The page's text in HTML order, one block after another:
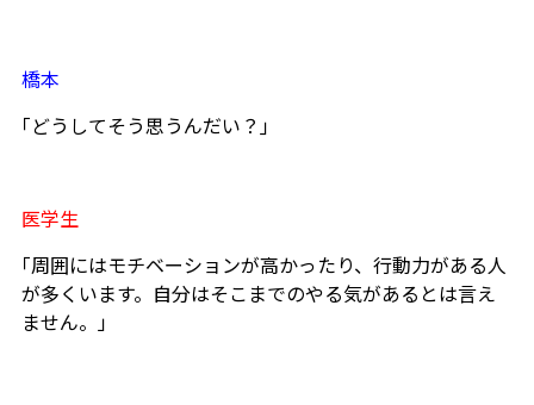
橋本
｢どうしてそう思うんだい？｣
医学生
｢周囲にはモチベーションが高かったり、行動力がある人
が多くいます。自分はそこまでのやる気があるとは言え
ません。」